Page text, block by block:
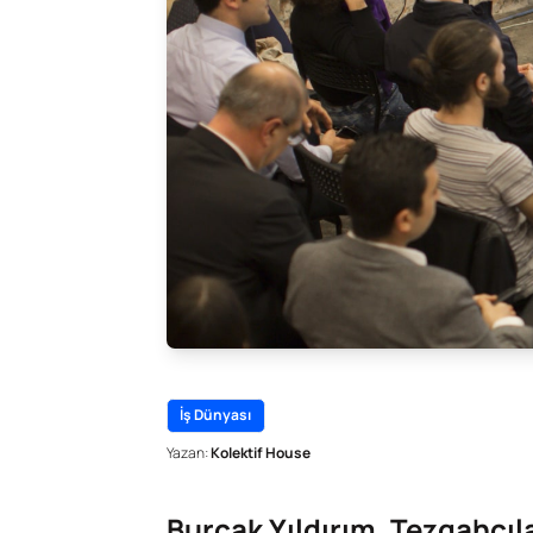
İş Dünyası
Yazan:Kolektif House